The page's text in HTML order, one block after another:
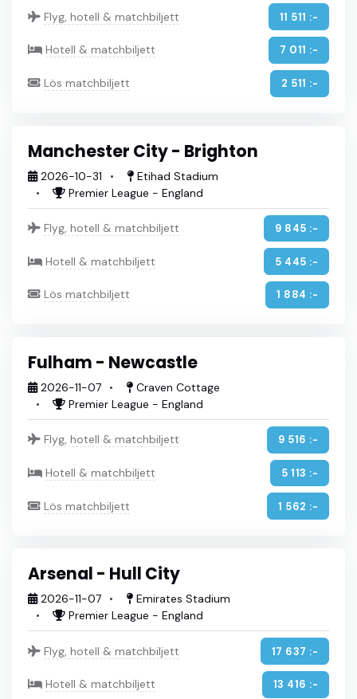
Flyg, hotell & matchbiljett 11 511 :-
Hotell & matchbiljett 7 011 :-
Lös matchbiljett 2 511 :-
Manchester City - Brighton
2026-10-31
Etihad Stadium
Premier League - England
Flyg, hotell & matchbiljett 9 845 :-
Hotell & matchbiljett 5 445 :-
Lös matchbiljett 1 884 :-
Fulham - Newcastle
2026-11-07
Craven Cottage
Premier League - England
Flyg, hotell & matchbiljett 9 516 :-
Hotell & matchbiljett 5 113 :-
Lös matchbiljett 1 562 :-
Arsenal - Hull City
2026-11-07
Emirates Stadium
Premier League - England
Flyg, hotell & matchbiljett 17 637 :-
Hotell & matchbiljett 13 416 :-